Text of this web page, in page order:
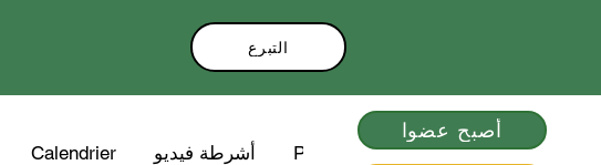
التبرع
Calendrier أشرطة فيديو Plus
أصبح عضوا